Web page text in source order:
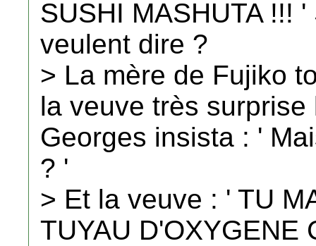
SUSHI MASHUTA !!!
veulent dire ?
> La mère de Fujiko
la veuve très
Georges insista : '
? '
> Et la veuve : ' TU
TUYAU D'OXYGENE